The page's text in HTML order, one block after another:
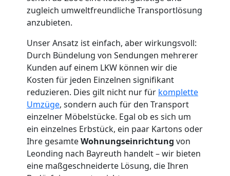
zugleich umweltfreundliche Transportlösung
anzubieten.
Unser Ansatz ist einfach, aber wirkungsvoll:
Durch Bündelung von Sendungen mehrerer
Kunden auf einem LKW können wir die
Kosten für jeden Einzelnen signifikant
reduzieren. Dies gilt nicht nur für komplette
Umzüge, sondern auch für den Transport
einzelner Möbelstücke. Egal ob es sich um
ein einzelnes Erbstück, ein paar Kartons oder
Ihre gesamteWohnungseinrichtung von
Leonding nach Bayreuth handelt – wir bieten
eine maßgeschneiderte Lösung, die Ihren
Umzugshelfer
Leonding
Möbeltaxi
Leonding
Kleintransport
Leonding